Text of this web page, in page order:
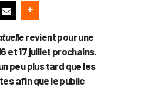
revient pour une
et 17 juillet prochains.
peu plus tard que les
afin que le public